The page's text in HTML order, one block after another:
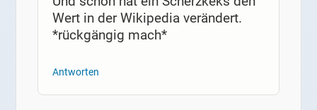
Wert in der Wikipedia verändert.
*rückgängig mach*
Antworten